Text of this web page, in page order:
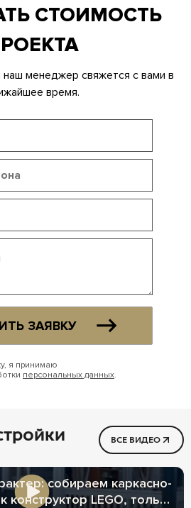
СТОИМОСТЬ
наш менеджер свяжется с вами в
время.
ЗАЯВКУ
я принимаю
персональных данных.
ВСЕ ВИДЕО
собираем каркасно-
LEGO, только